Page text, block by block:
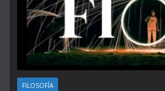
FILOSOFÍA